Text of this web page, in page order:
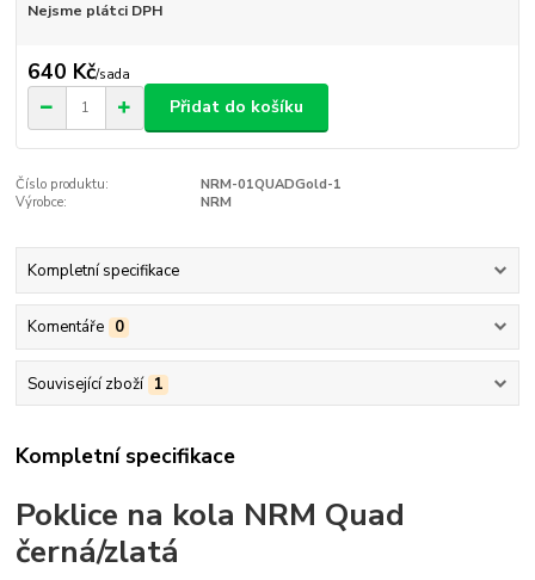
Nejsme plátci DPH
640 Kč/sada
Přidat do košíku
Číslo produktu:
NRM-01QUADGold-1
Výrobce:
NRM
Kompletní specifikace
Komentáře 0
Související zboží 1
Kompletní specifikace
Poklice na kola NRM Quad
černá/zlatá